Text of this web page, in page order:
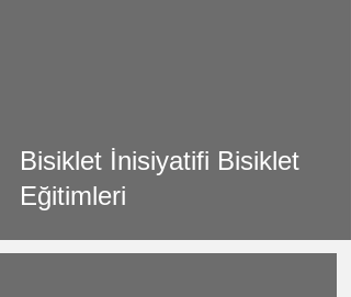
Bisiklet İnisiyatifi Bisiklet
Eğitimleri